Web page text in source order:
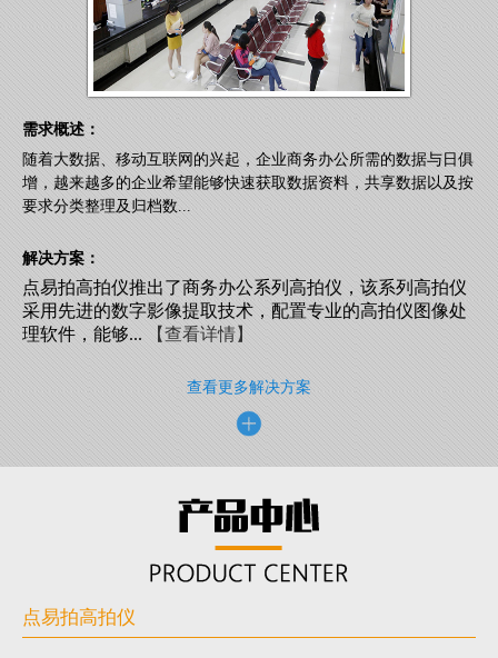
需求概述：
随着大数据、移动互联网的兴起，企业商务办公所需的数据与日俱
增，越来越多的企业希望能够快速获取数据资料，共享数据以及按
要求分类整理及归档数...
解决方案：
点易拍高拍仪推出了商务办公系列高拍仪，该系列高拍仪
采用先进的数字影像提取技术，配置专业的高拍仪图像处
理软件，能够...【查看详情】
查看更多解决方案
点易拍高拍仪